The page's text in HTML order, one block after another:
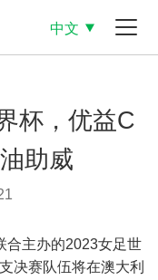
中文
杯，优益C
助威
合主办的2023女足世
决赛队伍将在澳大利